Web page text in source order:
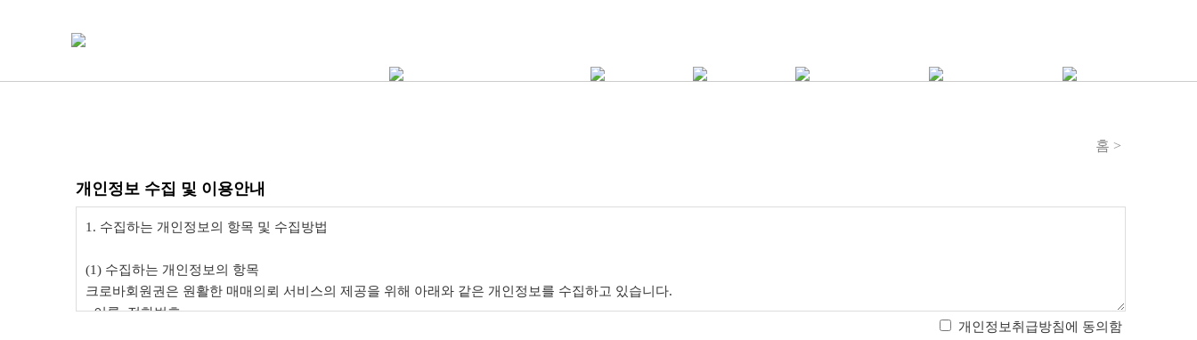
홈 >
개인정보 수집 및 이용안내
개인정보취급방침에 동의함